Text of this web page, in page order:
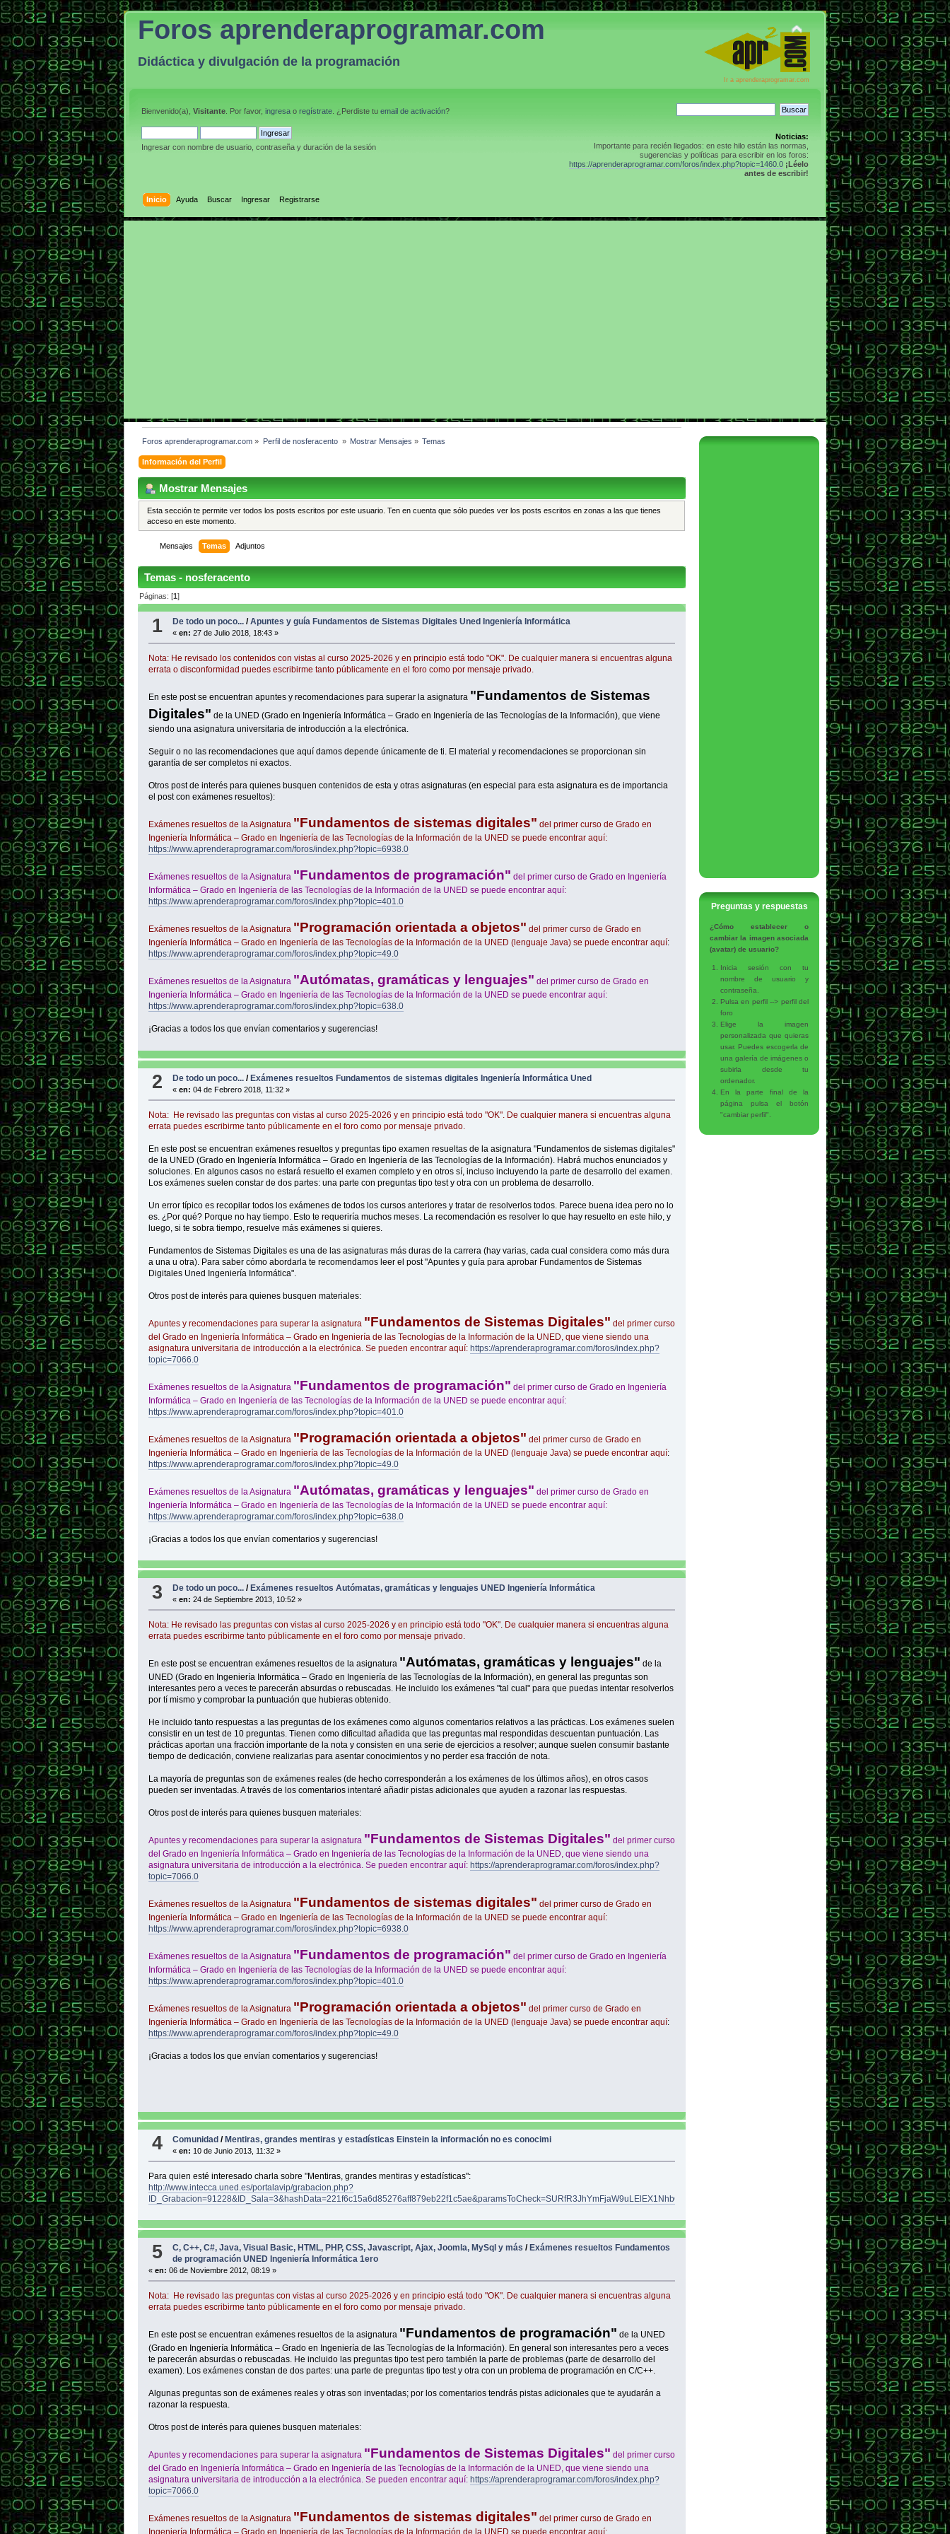
Foros aprenderaprogramar.com
Didáctica y divulgación de la programación
Ir a aprenderaprogramar.com
Bienvenido(a), Visitante . Por favor, ingresa o regístrate . ¿Perdiste tu email de activación?
Ingresar con nombre de usuario, contraseña y duración de la sesión
Noticias:
Importante para recién llegados: en este hilo están las normas,
sugerencias y políticas para escribir en los foros:
https://aprenderaprogramar.com/foros/index.php?topic=1460.0 ¡Léelo
antes de escribir!
Inicio Ayuda Buscar Ingresar Registrarse
Foros aprenderaprogramar.com » Perfil de nosferacento » Mostrar Mensajes » Temas
Información del Perfil
Mostrar Mensajes
Esta sección te permite ver todos los posts escritos por este usuario. Ten en cuenta que sólo puedes ver los posts escritos en zonas a las que tienes
acceso en este momento.
Mensajes Temas Adjuntos
Temas - nosferacento
Páginas: [1]
1 De todo un poco... /Apuntes y guía Fundamentos de Sistemas Digitales Uned Ingeniería Informática
«en: 27 de Julio 2018, 18:43 »
Nota: He revisado los contenidos con vistas al curso 2025-2026 y en principio está todo "OK". De cualquier manera si encuentras alguna
errata o disconformidad puedes escribirme tanto públicamente en el foro como por mensaje privado.
En este post se encuentran apuntes y recomendaciones para superar la asignatura "Fundamentos de Sistemas
Digitales" de la UNED (Grado en Ingeniería Informática – Grado en Ingeniería de las Tecnologías de la Información), que viene
siendo una asignatura universitaria de introducción a la electrónica.
Seguir o no las recomendaciones que aquí damos depende únicamente de ti. El material y recomendaciones se proporcionan sin
garantía de ser completos ni exactos.
Otros post de interés para quienes busquen contenidos de esta y otras asignaturas (en especial para esta asignatura es de importancia
el post con exámenes resueltos):
Exámenes resueltos de la Asignatura "Fundamentos de sistemas digitales" del primer curso de Grado en
Ingeniería Informática – Grado en Ingeniería de las Tecnologías de la Información de la UNED se puede encontrar aquí:
https://www.aprenderaprogramar.com/foros/index.php?topic=6938.0
Exámenes resueltos de la Asignatura "Fundamentos de programación" del primer curso de Grado en Ingeniería
Informática – Grado en Ingeniería de las Tecnologías de la Información de la UNED se puede encontrar aquí:
https://www.aprenderaprogramar.com/foros/index.php?topic=401.0
Exámenes resueltos de la Asignatura "Programación orientada a objetos" del primer curso de Grado en
Ingeniería Informática – Grado en Ingeniería de las Tecnologías de la Información de la UNED (lenguaje Java) se puede encontrar aquí:
https://www.aprenderaprogramar.com/foros/index.php?topic=49.0
Exámenes resueltos de la Asignatura "Autómatas, gramáticas y lenguajes" del primer curso de Grado en
Ingeniería Informática – Grado en Ingeniería de las Tecnologías de la Información de la UNED se puede encontrar aquí:
https://www.aprenderaprogramar.com/foros/index.php?topic=638.0
¡Gracias a todos los que envían comentarios y sugerencias!
2 De todo un poco... /Exámenes resueltos Fundamentos de sistemas digitales Ingeniería Informática Uned
«en: 04 de Febrero 2018, 11:32 »
Nota: He revisado las preguntas con vistas al curso 2025-2026 y en principio está todo "OK". De cualquier manera si encuentras alguna
errata puedes escribirme tanto públicamente en el foro como por mensaje privado.
En este post se encuentran exámenes resueltos y preguntas tipo examen resueltas de la asignatura "Fundamentos de sistemas digitales"
de la UNED (Grado en Ingeniería Informática – Grado en Ingeniería de las Tecnologías de la Información). Habrá muchos enunciados y
soluciones. En algunos casos no estará resuelto el examen completo y en otros sí, incluso incluyendo la parte de desarrollo del examen.
Los exámenes suelen constar de dos partes: una parte con preguntas tipo test y otra con un problema de desarrollo.
Un error típico es recopilar todos los exámenes de todos los cursos anteriores y tratar de resolverlos todos. Parece buena idea pero no lo
es. ¿Por qué? Porque no hay tiempo. Esto te requeriría muchos meses. La recomendación es resolver lo que hay resuelto en este hilo, y
luego, si te sobra tiempo, resuelve más exámenes si quieres.
Fundamentos de Sistemas Digitales es una de las asignaturas más duras de la carrera (hay varias, cada cual considera como más dura
a una u otra). Para saber cómo abordarla te recomendamos leer el post "Apuntes y guía para aprobar Fundamentos de Sistemas
Digitales Uned Ingeniería Informática".
Otros post de interés para quienes busquen materiales:
Apuntes y recomendaciones para superar la asignatura "Fundamentos de Sistemas Digitales" del primer curso
del Grado en Ingeniería Informática – Grado en Ingeniería de las Tecnologías de la Información de la UNED, que viene siendo una
asignatura universitaria de introducción a la electrónica. Se pueden encontrar aquí: https://aprenderaprogramar.com/foros/index.php?
topic=7066.0
Exámenes resueltos de la Asignatura "Fundamentos de programación" del primer curso de Grado en Ingeniería
Informática – Grado en Ingeniería de las Tecnologías de la Información de la UNED se puede encontrar aquí:
https://www.aprenderaprogramar.com/foros/index.php?topic=401.0
Exámenes resueltos de la Asignatura "Programación orientada a objetos" del primer curso de Grado en
Ingeniería Informática – Grado en Ingeniería de las Tecnologías de la Información de la UNED (lenguaje Java) se puede encontrar aquí:
https://www.aprenderaprogramar.com/foros/index.php?topic=49.0
Exámenes resueltos de la Asignatura "Autómatas, gramáticas y lenguajes" del primer curso de Grado en
Ingeniería Informática – Grado en Ingeniería de las Tecnologías de la Información de la UNED se puede encontrar aquí:
https://www.aprenderaprogramar.com/foros/index.php?topic=638.0
¡Gracias a todos los que envían comentarios y sugerencias!
3 De todo un poco... / Exámenes resueltos Autómatas, gramáticas y lenguajes UNED Ingeniería Informática
«en: 24 de Septiembre 2013, 10:52 »
Nota: He revisado las preguntas con vistas al curso 2025-2026 y en principio está todo "OK". De cualquier manera si encuentras alguna
errata puedes escribirme tanto públicamente en el foro como por mensaje privado.
En este post se encuentran exámenes resueltos de la asignatura "Autómatas, gramáticas y lenguajes" de la
UNED (Grado en Ingeniería Informática – Grado en Ingeniería de las Tecnologías de la Información), en general las preguntas son
interesantes pero a veces te parecerán absurdas o rebuscadas. He incluido los exámenes "tal cual" para que puedas intentar resolverlos
por tí mismo y comprobar la puntuación que hubieras obtenido.
He incluido tanto respuestas a las preguntas de los exámenes como algunos comentarios relativos a las prácticas. Los exámenes suelen
consistir en un test de 10 preguntas. Tienen como dificultad añadida que las preguntas mal respondidas descuentan puntuación. Las
prácticas aportan una fracción importante de la nota y consisten en una serie de ejercicios a resolver; aunque suelen consumir bastante
tiempo de dedicación, conviene realizarlas para asentar conocimientos y no perder esa fracción de nota.
La mayoría de preguntas son de exámenes reales (de hecho corresponderán a los exámenes de los últimos años), en otros casos
pueden ser inventadas. A través de los comentarios intentaré añadir pistas adicionales que ayuden a razonar las respuestas.
Otros post de interés para quienes busquen materiales:
Apuntes y recomendaciones para superar la asignatura "Fundamentos de Sistemas Digitales" del primer curso
del Grado en Ingeniería Informática – Grado en Ingeniería de las Tecnologías de la Información de la UNED, que viene siendo una
asignatura universitaria de introducción a la electrónica. Se pueden encontrar aquí: https://aprenderaprogramar.com/foros/index.php?
topic=7066.0
Exámenes resueltos de la Asignatura "Fundamentos de sistemas digitales" del primer curso de Grado en
Ingeniería Informática – Grado en Ingeniería de las Tecnologías de la Información de la UNED se puede encontrar aquí:
https://www.aprenderaprogramar.com/foros/index.php?topic=6938.0
Exámenes resueltos de la Asignatura "Fundamentos de programación" del primer curso de Grado en Ingeniería
Informática – Grado en Ingeniería de las Tecnologías de la Información de la UNED se puede encontrar aquí:
https://www.aprenderaprogramar.com/foros/index.php?topic=401.0
Exámenes resueltos de la Asignatura "Programación orientada a objetos" del primer curso de Grado en
Ingeniería Informática – Grado en Ingeniería de las Tecnologías de la Información de la UNED (lenguaje Java) se puede encontrar aquí:
https://www.aprenderaprogramar.com/foros/index.php?topic=49.0
¡Gracias a todos los que envían comentarios y sugerencias!
4 Comunidad /Mentiras, grandes mentiras y estadísticas Einstein la información no es conocimi
«en: 10 de Junio 2013, 11:32 »
Para quien esté interesado charla sobre "Mentiras, grandes mentiras y estadísticas":
http://www.intecca.uned.es/portalavip/grabacion.php?
ID_Grabacion=91228&ID_Sala=3&hashData=221f6c15a6d85276aff879eb22f1c5ae&paramsToCheck=SURfR3JhYmFjaW9uLElEX1NhbGEs
5 C, C++, C#, Java, Visual Basic, HTML, PHP, CSS, Javascript, Ajax, Joomla, MySql y más / Exámenes resueltos Fundamentos
de programación UNED Ingeniería Informática 1ero
« en: 06 de Noviembre 2012, 08:19 »
Nota: He revisado las preguntas con vistas al curso 2025-2026 y en principio está todo "OK". De cualquier manera si encuentras alguna
errata puedes escribirme tanto públicamente en el foro como por mensaje privado.
En este post se encuentran exámenes resueltos de la asignatura "Fundamentos de programación" de la UNED
(Grado en Ingeniería Informática – Grado en Ingeniería de las Tecnologías de la Información). En general son interesantes pero a veces
te parecerán absurdas o rebuscadas. He incluido las preguntas tipo test pero también la parte de problemas (parte de desarrollo del
examen). Los exámenes constan de dos partes: una parte de preguntas tipo test y otra con un problema de programación en C/C++.
Algunas preguntas son de exámenes reales y otras son inventadas; por los comentarios tendrás pistas adicionales que te ayudarán a
razonar la respuesta.
Otros post de interés para quienes busquen materiales:
Apuntes y recomendaciones para superar la asignatura "Fundamentos de Sistemas Digitales" del primer curso
del Grado en Ingeniería Informática – Grado en Ingeniería de las Tecnologías de la Información de la UNED, que viene siendo una
asignatura universitaria de introducción a la electrónica. Se pueden encontrar aquí: https://aprenderaprogramar.com/foros/index.php?
topic=7066.0
Exámenes resueltos de la Asignatura "Fundamentos de sistemas digitales" del primer curso de Grado en
Preguntas y respuestas
¿Cómo establecer o
cambiar la imagen asociada
(avatar) de usuario?
Inicia sesión con tu
nombre de usuario y
contraseña.
Pulsa en perfil --> perfil del
foro
Elige la imagen
personalizada que quieras
usar. Puedes escogerla de
una galería de imágenes o
subirla desde tu
ordenador.
En la parte final de la
página pulsa el botón
"cambiar perfil".